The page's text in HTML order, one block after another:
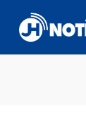
para
conteúdo